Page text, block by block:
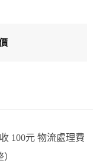
100元 物流處理費